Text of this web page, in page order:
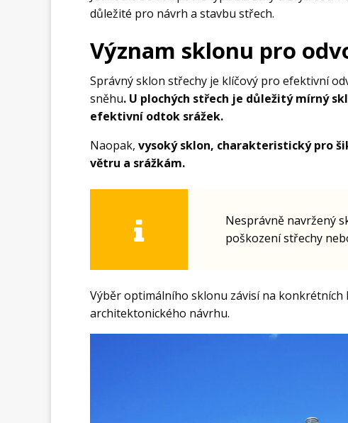
důležité pro návrh a stavbu střech.
Význam sklonu pro
Správný sklon střechy je klíčový pro efektivní
sněhu. U plochých střech je důležitý mírný
efektivní odtok srážek.
Naopak, vysoký sklon, charakteristický pro
větru a srážkám.
Nesprávně navržený
poškození střechy
Výběr optimálního sklonu závisí na konkrétních
architektonického návrhu.